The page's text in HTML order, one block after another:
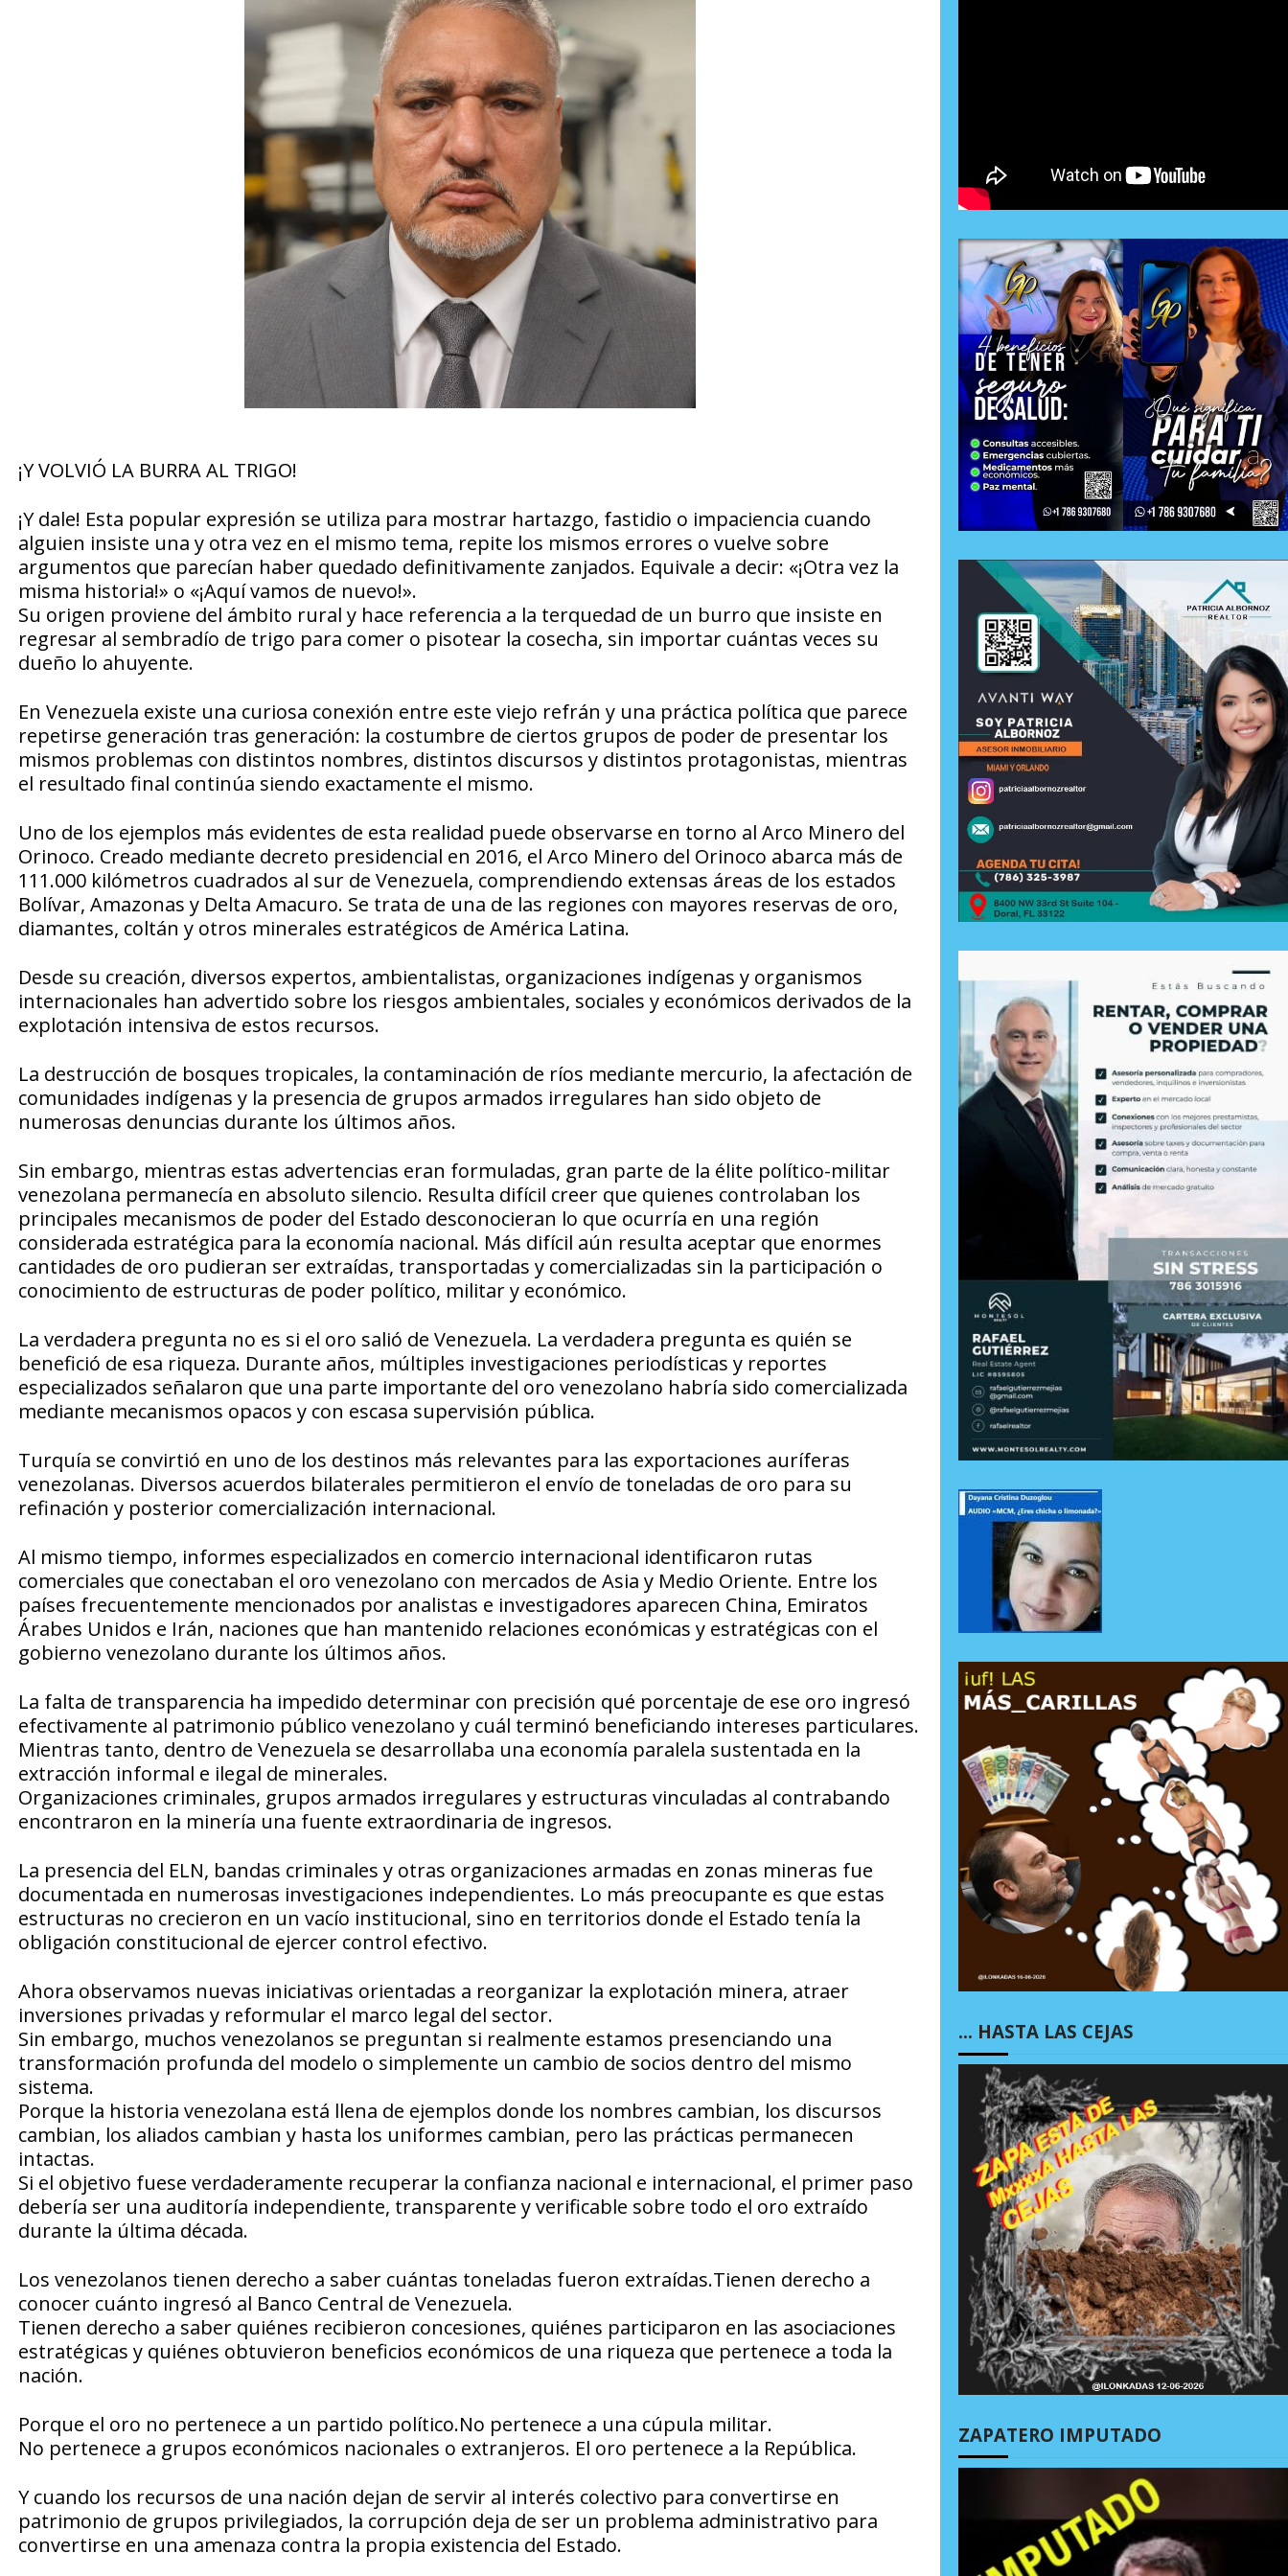
¡Y VOLVIÓ LA BURRA AL TRIGO!
¡Y dale! Esta popular expresión se utiliza para mostrar hartazgo, fastidio o impaciencia cuando
alguien insiste una y otra vez en el mismo tema, repite los mismos errores o vuelve sobre
argumentos que parecían haber quedado definitivamente zanjados. Equivale a decir: «¡Otra vez la
misma historia!» o «¡Aquí vamos de nuevo!».
Su origen proviene del ámbito rural y hace referencia a la terquedad de un burro que insiste en
regresar al sembradío de trigo para comer o pisotear la cosecha, sin importar cuántas veces su
dueño lo ahuyente.
En Venezuela existe una curiosa conexión entre este viejo refrán y una práctica política que parece
repetirse generación tras generación: la costumbre de ciertos grupos de poder de presentar los
mismos problemas con distintos nombres, distintos discursos y distintos protagonistas, mientras
el resultado final continúa siendo exactamente el mismo.
Uno de los ejemplos más evidentes de esta realidad puede observarse en torno al Arco Minero del
Orinoco. Creado mediante decreto presidencial en 2016, el Arco Minero del Orinoco abarca más de
111.000 kilómetros cuadrados al sur de Venezuela, comprendiendo extensas áreas de los estados
Bolívar, Amazonas y Delta Amacuro. Se trata de una de las regiones con mayores reservas de oro,
diamantes, coltán y otros minerales estratégicos de América Latina.
Desde su creación, diversos expertos, ambientalistas, organizaciones indígenas y organismos
internacionales han advertido sobre los riesgos ambientales, sociales y económicos derivados de la
explotación intensiva de estos recursos.
La destrucción de bosques tropicales, la contaminación de ríos mediante mercurio, la afectación de
comunidades indígenas y la presencia de grupos armados irregulares han sido objeto de
numerosas denuncias durante los últimos años.
Sin embargo, mientras estas advertencias eran formuladas, gran parte de la élite político-militar
venezolana permanecía en absoluto silencio. Resulta difícil creer que quienes controlaban los
principales mecanismos de poder del Estado desconocieran lo que ocurría en una región
considerada estratégica para la economía nacional. Más difícil aún resulta aceptar que enormes
cantidades de oro pudieran ser extraídas, transportadas y comercializadas sin la participación o
conocimiento de estructuras de poder político, militar y económico.
La verdadera pregunta no es si el oro salió de Venezuela. La verdadera pregunta es quién se
benefició de esa riqueza. Durante años, múltiples investigaciones periodísticas y reportes
especializados señalaron que una parte importante del oro venezolano habría sido comercializada
mediante mecanismos opacos y con escasa supervisión pública.
Turquía se convirtió en uno de los destinos más relevantes para las exportaciones auríferas
venezolanas. Diversos acuerdos bilaterales permitieron el envío de toneladas de oro para su
refinación y posterior comercialización internacional.
Al mismo tiempo, informes especializados en comercio internacional identificaron rutas
comerciales que conectaban el oro venezolano con mercados de Asia y Medio Oriente. Entre los
países frecuentemente mencionados por analistas e investigadores aparecen China, Emiratos
Árabes Unidos e Irán, naciones que han mantenido relaciones económicas y estratégicas con el
gobierno venezolano durante los últimos años.
La falta de transparencia ha impedido determinar con precisión qué porcentaje de ese oro ingresó
efectivamente al patrimonio público venezolano y cuál terminó beneficiando intereses particulares.
Mientras tanto, dentro de Venezuela se desarrollaba una economía paralela sustentada en la
extracción informal e ilegal de minerales.
Organizaciones criminales, grupos armados irregulares y estructuras vinculadas al contrabando
encontraron en la minería una fuente extraordinaria de ingresos.
La presencia del ELN, bandas criminales y otras organizaciones armadas en zonas mineras fue
documentada en numerosas investigaciones independientes. Lo más preocupante es que estas
estructuras no crecieron en un vacío institucional, sino en territorios donde el Estado tenía la
obligación constitucional de ejercer control efectivo.
Ahora observamos nuevas iniciativas orientadas a reorganizar la explotación minera, atraer
inversiones privadas y reformular el marco legal del sector.
Sin embargo, muchos venezolanos se preguntan si realmente estamos presenciando una
transformación profunda del modelo o simplemente un cambio de socios dentro del mismo
sistema.
Porque la historia venezolana está llena de ejemplos donde los nombres cambian, los discursos
cambian, los aliados cambian y hasta los uniformes cambian, pero las prácticas permanecen
intactas.
Si el objetivo fuese verdaderamente recuperar la confianza nacional e internacional, el primer paso
debería ser una auditoría independiente, transparente y verificable sobre todo el oro extraído
durante la última década.
Los venezolanos tienen derecho a saber cuántas toneladas fueron extraídas.Tienen derecho a
conocer cuánto ingresó al Banco Central de Venezuela.
Tienen derecho a saber quiénes recibieron concesiones, quiénes participaron en las asociaciones
estratégicas y quiénes obtuvieron beneficios económicos de una riqueza que pertenece a toda la
nación.
Porque el oro no pertenece a un partido político.No pertenece a una cúpula militar.
No pertenece a grupos económicos nacionales o extranjeros. El oro pertenece a la República.
Y cuando los recursos de una nación dejan de servir al interés colectivo para convertirse en
patrimonio de grupos privilegiados, la corrupción deja de ser un problema administrativo para
convertirse en una amenaza contra la propia existencia del Estado.
… HASTA LAS CEJAS
ZAPATERO IMPUTADO